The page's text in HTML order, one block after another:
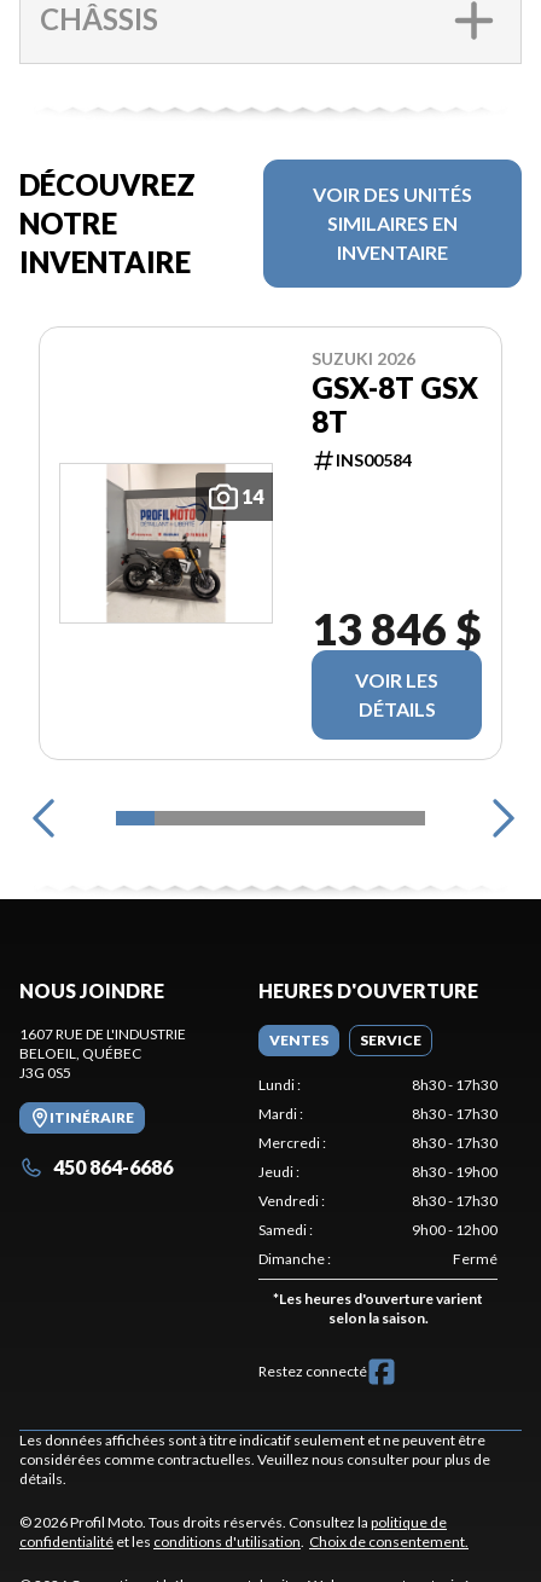
CHÂSSIS
DÉCOUVREZ
NOTRE
INVENTAIRE
VOIR DES UNITÉS
SIMILAIRES EN
INVENTAIRE
14
SUZUKI 2026
GSX-8T GSX
8T
INS00584
13 846 $
VOIR LES
DÉTAILS
NOUS JOINDRE
1607 RUE DE L'INDUSTRIE
BELOEIL
, QUÉBEC
J3G 0S5
ITINÉRAIRE
450 864-6686
HEURES D'OUVERTURE
VENTES SERVICE
Lundi:
8h30 - 17h30
Mardi:
8h30 - 17h30
Mercredi:
8h30 - 17h30
Jeudi:
8h30 - 19h00
Vendredi:
8h30 - 17h30
Samedi:
9h00 - 12h00
Dimanche: Fermé
*Les heures d'ouverture varient
selon la saison.
Restez connecté
Les données affichées sont à titre indicatif seulement et ne peuvent être
considérées comme contractuelles. Veuillez nous consulter pour plus de
détails.
© 2026 Profil Moto. Tous droits réservés. Consultez la politique de
confidentialité et les conditions d'utilisation Choix de consentement.